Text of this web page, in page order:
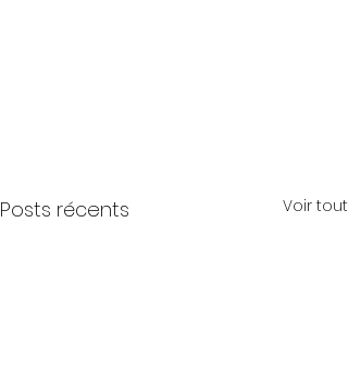
Posts récents Voir tout